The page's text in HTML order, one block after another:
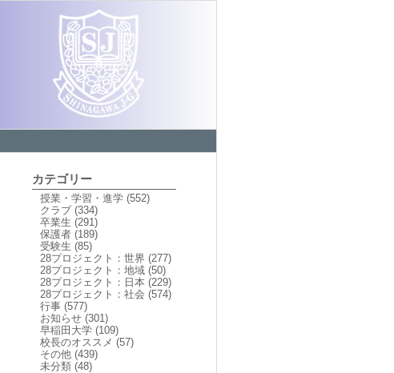
カテゴリー
授業・学習・進学 (552)
クラブ (334)
卒業生 (291)
保護者 (189)
受験生 (85)
28プロジェクト：世界 (277)
28プロジェクト：地域 (50)
28プロジェクト：日本 (229)
28プロジェクト：社会 (574)
行事 (577)
お知らせ (301)
早稲田大学 (109)
校長のオススメ (57)
その他 (439)
未分類 (48)